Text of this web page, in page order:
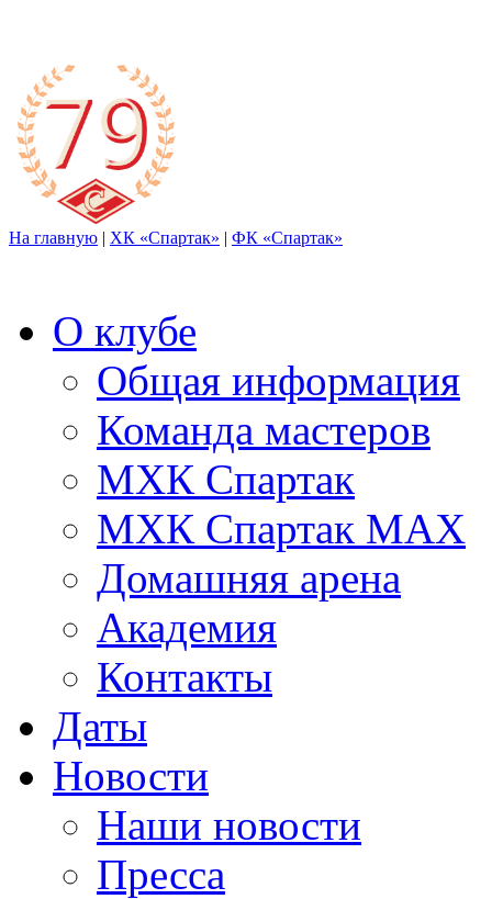
На главную | ХК «Спартак» | ФК «Спартак»
О клубе
Общая информация
Команда мастеров
МХК Спартак
МХК Спартак МАХ
Домашняя арена
Академия
Контакты
Даты
Новости
Наши новости
Пресса